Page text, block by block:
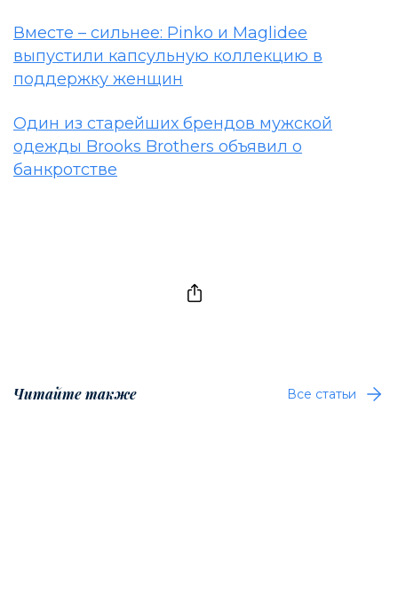
Вместе – сильнее: Pinko и Maglidee
выпустили капсульную коллекцию в
поддержку женщин
Один из старейших брендов мужской
одежды Brooks Brothers объявил о
банкротстве
Читайте также Все статьи